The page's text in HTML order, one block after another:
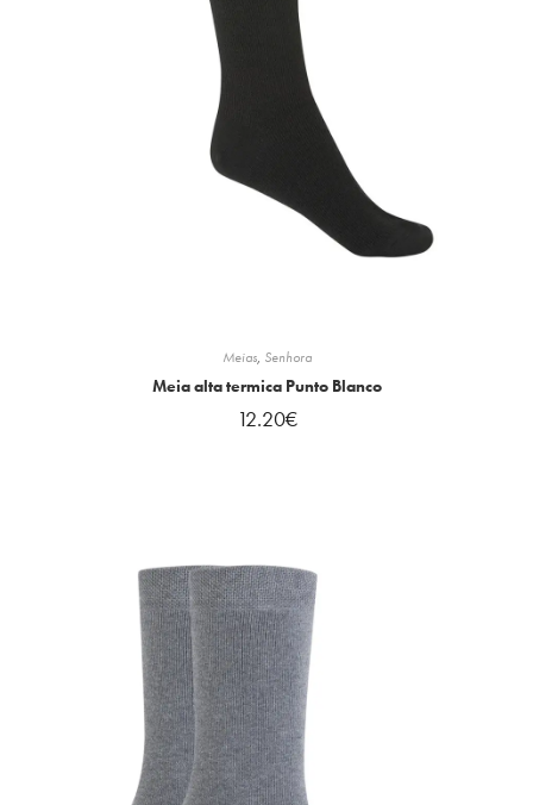
Meias, Senhora
Meia alta termica Punto Blanco
12.20€